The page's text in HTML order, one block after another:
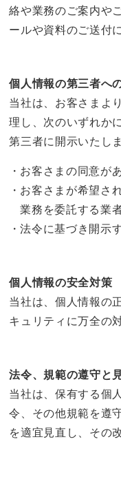
絡や業務のご案内や
ールや資料のご送付
個人情報の第三者へ
当社は、お客さまよ
理し、次のいずれか
第三者に開示いたし
お客さまの同意が
お客さまが希望さ
業務を委託する業
法令に基づき開示
個人情報の安全対策
当社は、個人情報の
キュリティに万全の
法令、規範の遵守と
当社は、保有する個
令、その他規範を遵
を適宜見直し、その